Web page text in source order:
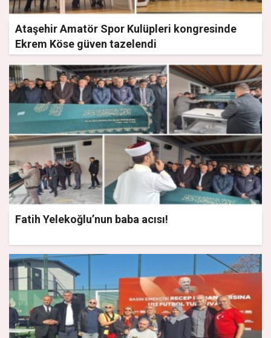
Ataşehir Amatör Spor Kulüpleri kongresinde
Ekrem Köse güven tazelendi
Fatih Yelekoğlu’nun baba acısı!